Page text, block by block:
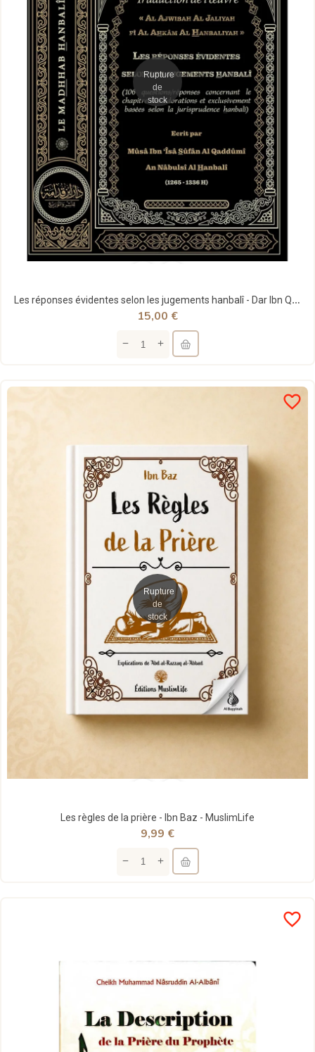
Rupture
de
stock
Les réponses évidentes selon les jugements hanbalî - Dar Ibn Qoudamah
15,00 €
favorite_border
Rupture
de
stock
Les règles de la prière - Ibn Baz - MuslimLife
9,99 €
favorite_border